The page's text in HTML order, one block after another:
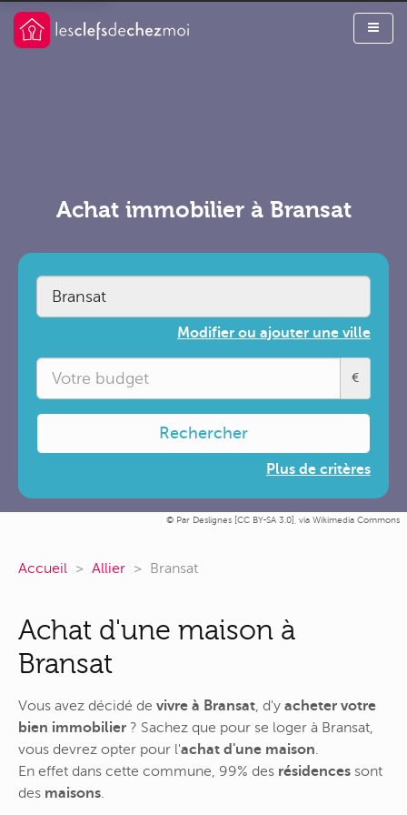
Par Deslignes [CC BY-SA 3.0], via Wikimedia Commons
Achat immobilier à Bransat
Modifier ou ajouter une ville
€
Rechercher
Plus de critères
Accueil Allier Bransat
Achat d'une maison à
Bransat
Vous avez décidé de vivre à Bransat, d'y acheter votre
bien immobilier ? Sachez que pour se loger à Bransat,
vous devrez opter pour l'achat d'une maison.
En effet dans cette commune, 99% des résidences sont
des maisons.